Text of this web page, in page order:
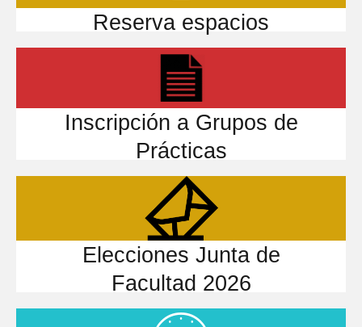
Reserva espacios
Inscripción a Grupos de
Prácticas
Elecciones Junta de
Facultad 2026